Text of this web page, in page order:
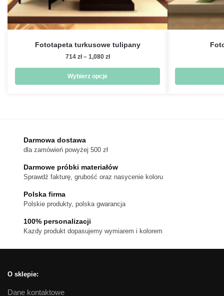
Fototapeta turkusowe tulipany
714 zł – 1,080 złZakres
714 zł
Wybierz opcje
Opcje
można
wybrać
stronie
Darmowa dostawa
dla zamówień powyżej 500 zł
Darmowe próbki materiałów
Sprawdź fakturę, grubość oraz nasycenie koloru
Polska firma
Polskie produkty, polska gwarancja
100% personalizacji
Kazdy produkt dopasujemy wymiarem i kolorem
O sklepie:
Dane kontaktowe